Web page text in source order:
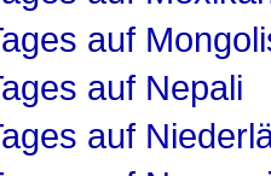
auf
auf Nepali
auf